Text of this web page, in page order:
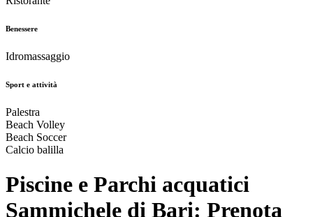
Benessere
Idromassaggio
Sport e attività
Palestra
Beach Volley
Beach Soccer
Calcio balilla
Piscine e Parchi acquatici
Sammichele di Bari: Prenota